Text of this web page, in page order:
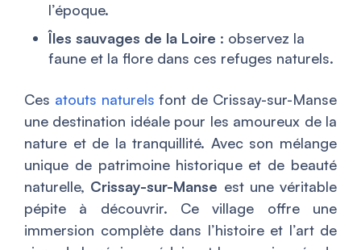
l’époque.
Îles sauvages de la Loire : observez la
faune et la flore dans ces refuges naturels.
Ces atouts naturels font de Crissay-sur-Manse
une destination idéale pour les amoureux de la
nature et de la tranquillité. Avec son mélange
unique de patrimoine historique et de beauté
naturelle, Crissay-sur-Manse est une véritable
pépite à découvrir. Ce village offre une
immersion complète dans l’histoire et l’art de